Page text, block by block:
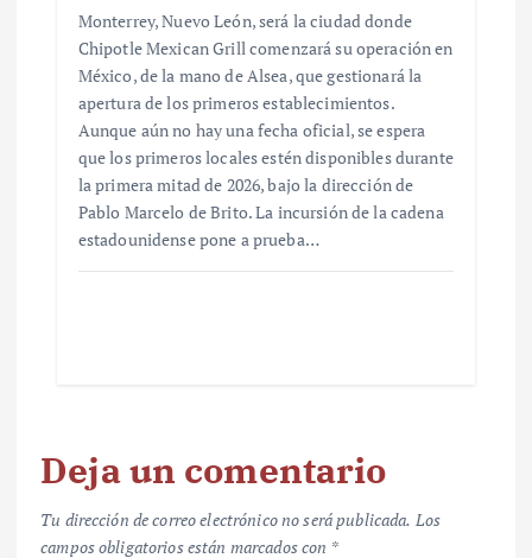
Monterrey, Nuevo León, será la ciudad donde
Chipotle Mexican Grill comenzará su operación en
México, de la mano de Alsea, que gestionará la
apertura de los primeros establecimientos.
Aunque aún no hay una fecha oficial, se espera
que los primeros locales estén disponibles durante
la primera mitad de 2026, bajo la dirección de
Pablo Marcelo de Brito. La incursión de la cadena
estadounidense pone a prueba…
Deja un comentario
Tu dirección de correo electrónico no será publicada. Los
campos obligatorios están marcados con *